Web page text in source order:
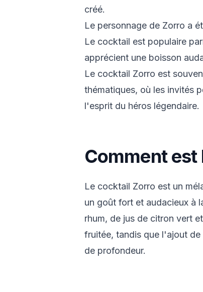
créé.
Le personnage de Zorro a
Le cocktail est populaire
apprécient une boisson
Le cocktail Zorro est
thématiques, où les invités
l'esprit du héros légendaire.
Comment est
Le cocktail Zorro est un
un goût fort et audacieux à
rhum, de jus de citron vert
fruitée, tandis que l'ajout
de profondeur.